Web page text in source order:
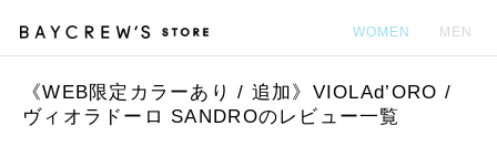
WOMEN MEN
《WEB限定カラーあり / 追加》VIOLAd’ORO /
ヴィオラドーロ SANDROのレビュー一覧